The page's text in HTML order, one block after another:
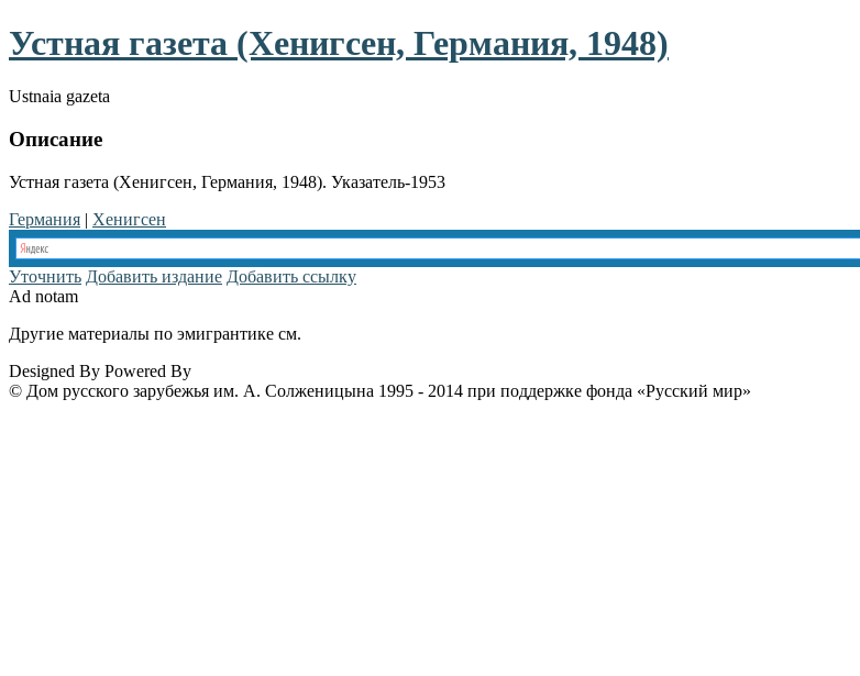
Устная газета (Хенигсен, Германия, 1948)
Ustnaia gazeta
Описание
Устная газета (Хенигсен, Германия, 1948). Указатель-1953
Германия | Хенигсен
Уточнить Добавить издание Добавить ссылку
Ad notam
Другие материалы по эмигрантике см.
Designed By Powered By
© Дом русского зарубежья им. А. Солженицына 1995 - 2014 при поддержке фонда «Русский мир»